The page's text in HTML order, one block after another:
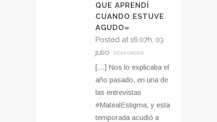
QUE APRENDÍ
CUANDO ESTUVE
AGUDO»
Posted at 16:07h, 03
julio
RESPONDER
[…] Nos lo explicaba el
año pasado, en una de
las entrevistas
#MatealEstigma, y esta
temporada acudió a